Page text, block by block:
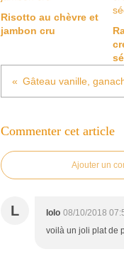
Risotto au chèvre et
jambon cru
Commenter cet article
Ajouter un
L lolo 08/10/2018
voilà un joli plat de